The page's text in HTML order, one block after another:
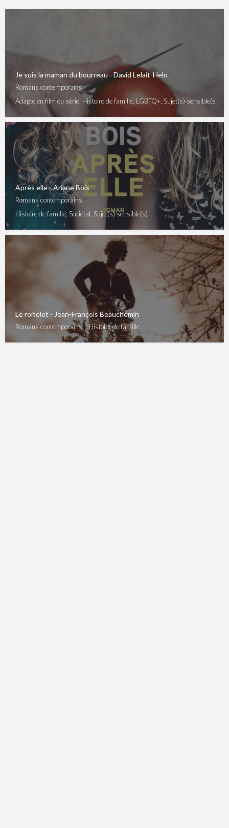
Je suis la maman du bourreau - David Lelait-Helo
Romans contemporains
Adapté en film ou série, Histoire de famille, LGBTQ+, Sujet(s) sensible(s),
Après elle - Ariane Bois
Romans contemporains
Histoire de famille, Sociétal, Sujet(s) sensible(s)
Le roitelet - Jean-François Beauchemin
Romans contemporains Histoire de famille